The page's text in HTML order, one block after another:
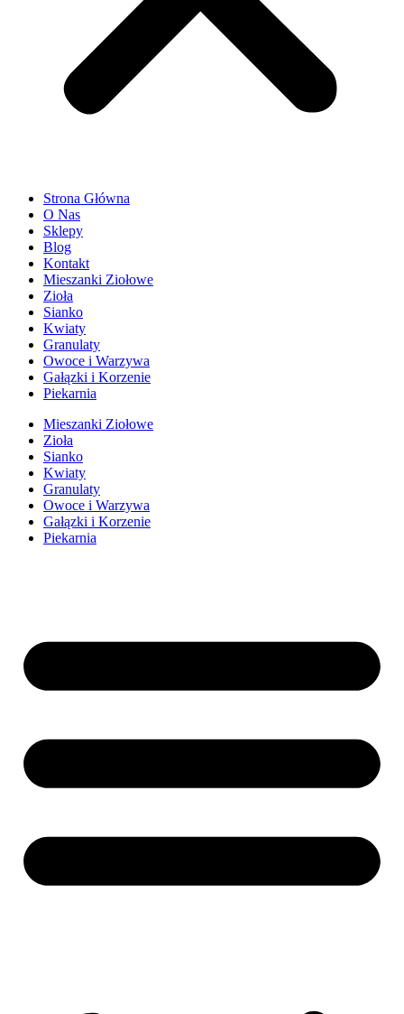
Strona Główna
O Nas
Sklepy
Blog
Kontakt
Mieszanki Ziołowe
Zioła
Sianko
Kwiaty
Granulaty
Owoce i Warzywa
Gałązki i Korzenie
Piekarnia
Mieszanki Ziołowe
Zioła
Sianko
Kwiaty
Granulaty
Owoce i Warzywa
Gałązki i Korzenie
Piekarnia